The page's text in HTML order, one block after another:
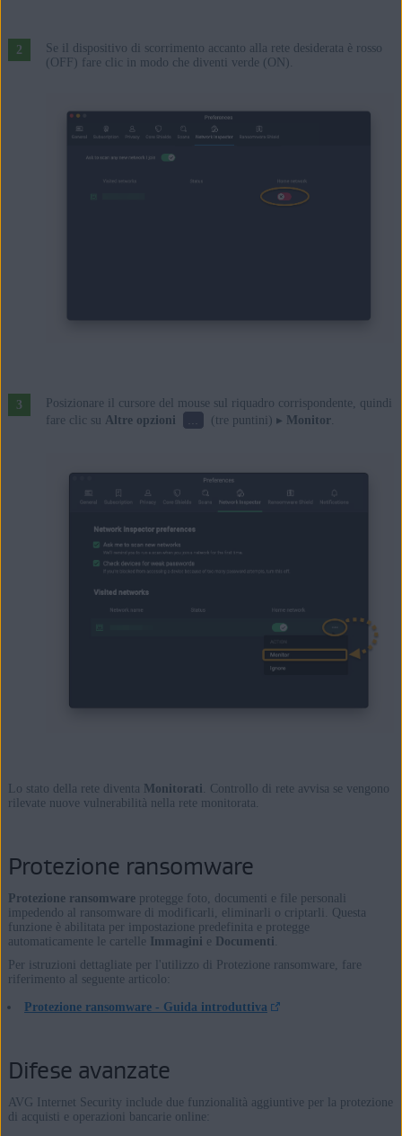
Se il dispositivo di scorrimento accanto alla rete desiderata è rosso
(OFF) fare clic in modo che diventi verde (ON).
Posizionare il cursore del mouse sul riquadro corrispondente, quindi
fare clic su Altre opzioni (tre puntini) ▸ Monitor.
Lo stato della rete diventa Monitorati . Controllo di rete avvisa se vengono
rilevate nuove vulnerabilità nella rete monitorata.
Protezione ransomware
Protezione ransomwareprotegge foto, documenti e file personali
impedendo al ransomware di modificarli, eliminarli o criptarli. Questa
funzione è abilitata per impostazione predefinita e protegge
automaticamente le cartelle Immagini e Documenti
Per istruzioni dettagliate per l'utilizzo di Protezione ransomware, fare
riferimento al seguente articolo:
Protezione ransomware - Guida introduttiva
Difese avanzate
AVG Internet Security include due funzionalità aggiuntive per la protezione
di acquisti e operazioni bancarie online: